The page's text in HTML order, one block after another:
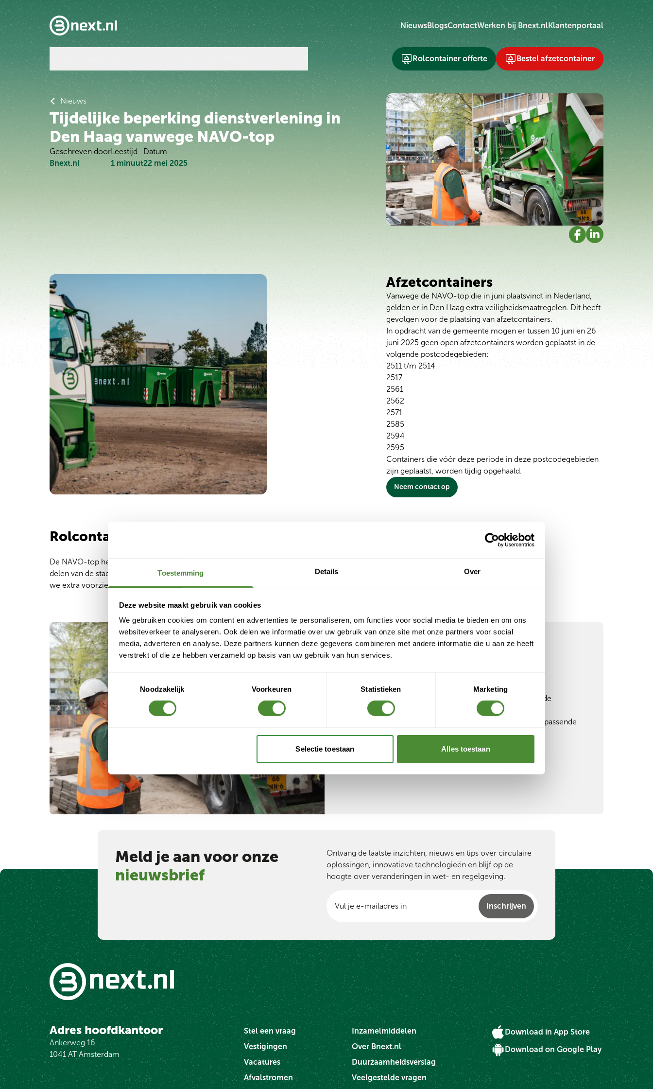
Toestemming Details Over
Deze website maakt gebruik van cookies
We gebruiken cookies om content en advertenties te personaliseren, om functies voor social media te bieden en om ons
websiteverkeer te analyseren. Ook delen we informatie over uw gebruik van onze site met onze partners voor social
media, adverteren en analyse. Deze partners kunnen deze gegevens combineren met andere informatie die u aan ze heeft
verstrekt of die ze hebben verzameld op basis van uw gebruik van hun services.
Toestemmingsselectie
Noodzakelijk
Voorkeuren Statistieken Marketing
Selectie toestaan Alles toestaan
NieuwsBlogsContactWerken bij Bnext.nlKlantenportaal
Rolcontainer offerte Bestel afzetcontainer
Nieuws
Tijdelijke beperking dienstverlening in
Den Haag vanwege NAVO-top
Geschreven door
Bnext.nl
Leestijd
1 minuut
Datum
22 mei 2025
Afzetcontainers
Vanwege de NAVO-top die in juni plaatsvindt in Nederland,
gelden er in Den Haag extra veiligheidsmaatregelen. Dit heeft
gevolgen voor de plaatsing van afzetcontainers.
In opdracht van de gemeente mogen er tussen 10 juni en 26
juni 2025 geen open afzetcontainers worden geplaatst in de
volgende postcodegebieden:
2511 t/m 2514
2517
2561
2562
2571
2585
2594
2595
Containers die vóór deze periode in deze postcodegebieden
zijn geplaatst, worden tijdig opgehaald.
Neem contact op
Rolcontainers
De NAVO-top heeft ook impact op de lediging van rolcontainers. Door afsluitingen en beperkte bereikbaarheid in
delen van de stad kan het zijn dat we routes moeten aanpassen of ledigingen moeten verplaatsen. Waar nodig treffen
we extra voorzieningen, zodat jouw bedrijfsvoering zo goed mogelijk kan doorgaan.
Een container nodig?
Heb je in deze periode een container nodig in een van de
genoemde gebieden? Neem dan contact op met onze
klantenservice. We denken graag met je mee over een passende
planning buiten de genoemde periode.
Vragen? Neem contact met ons op
Meld je aan voor onze
nieuwsbrief
Ontvang de laatste inzichten, nieuws en tips over circulaire
oplossingen, innovatieve technologieën en blijf op de
hoogte over veranderingen in wet- en regelgeving.
Inschrijven
Adres hoofdkantoor
Ankerweg 16
1041 AT Amsterdam
Stel een vraag
Vestigingen
Vacatures
Afvalstromen
Inzamelmiddelen
Over Bnext.nl
Duurzaamheidsverslag
Veelgestelde vragen
Download in App Store
Download on Google Play